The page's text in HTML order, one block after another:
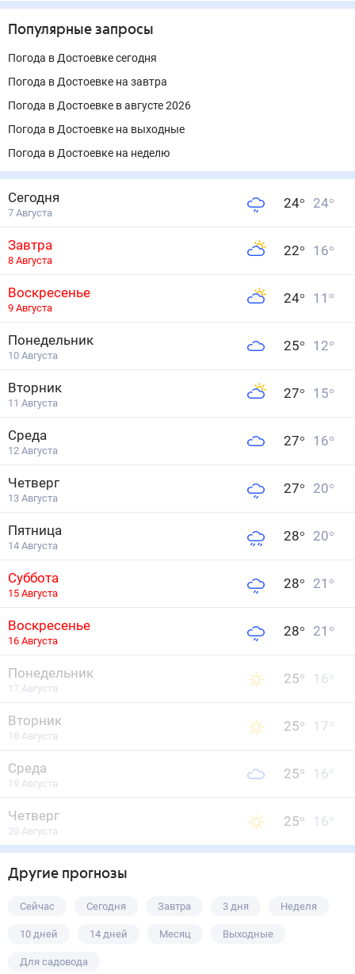
Популярные запросы
Погода в Достоевке сегодня
Погода в Достоевке на завтра
Погода в Достоевке в августе 2026
Погода в Достоевке на выходные
Погода в Достоевке на неделю
Сегодня
7 Августа
24° 24°
Завтра
8 Августа
22° 16°
Воскресенье
9 Августа
24° 11 °
Понедельник
10 Августа
25° 12°
Вторник
11 Августа
27° 15°
Среда
12 Августа
27° 16°
Четверг
13 Августа
27° 20°
Пятница
14 Августа
28° 20°
Суббота
15 Августа
28° 21 °
Воскресенье
16 Августа
28° 21 °
Понедельник
17 Августа
25° 16°
Вторник
18 Августа
25° 17°
Среда
19 Августа
25° 16°
Четверг
20 Августа
25° 16°
Другие прогнозы
Сейчас Сегодня Завтра 3 дня Неделя
10 дней 14 дней Месяц Выходные
Для садовода